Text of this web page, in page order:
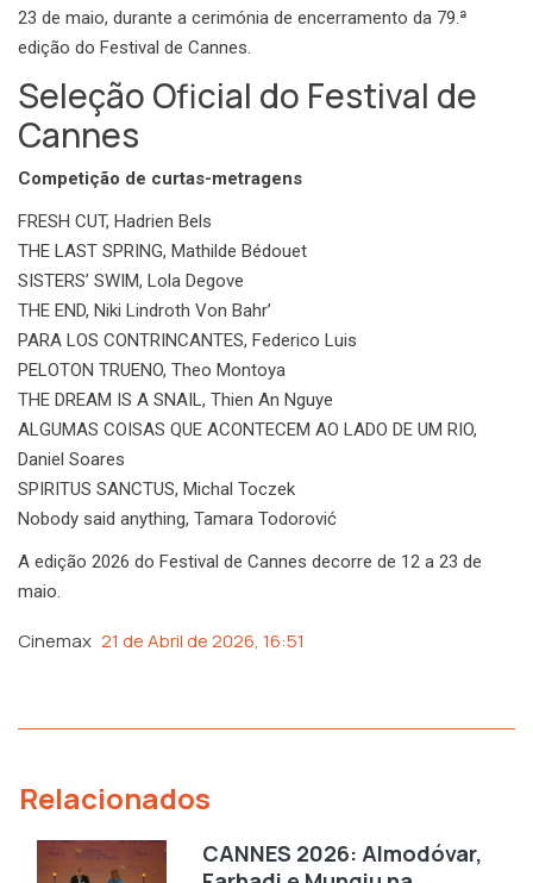
23 de maio, durante a cerimónia de encerramento da 79.ª
edição do Festival de Cannes.
Seleção Oficial do Festival de
Cannes
Competição de curtas-metragens
FRESH CUT, Hadrien Bels
THE LAST SPRING, Mathilde Bédouet
SISTERS’ SWIM, Lola Degove
THE END, Niki Lindroth Von Bahr’
PARA LOS CONTRINCANTES, Federico Luis
PELOTON TRUENO, Theo Montoya
THE DREAM IS A SNAIL, Thien An Nguye
ALGUMAS COISAS QUE ACONTECEM AO LADO DE UM RIO,
Daniel Soares
SPIRITUS SANCTUS, Michal Toczek
Nobody said anything, Tamara Todorović
A edição 2026 do Festival de Cannes decorre de 12 a 23 de
maio.
Cinemax 21 de Abril de 2026, 16:51
Relacionados
CANNES 2026: Almodóvar,